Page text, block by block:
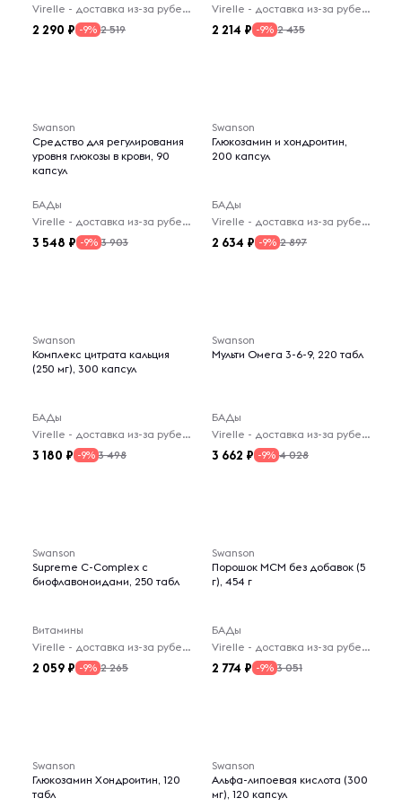
Virelle - доставка из-за рубежа
2 290 -9% 2 519
Virelle - доставка из-за рубежа
2 214 -9% 2 435
Swanson
Средство для регулирования
уровня глюкозы в крови, 90
капсул
БАДы
Virelle - доставка из-за рубежа
3 548 -9% 3 903
Swanson
Глюкозамин и хондроитин,
200 капсул
БАДы
Virelle - доставка из-за рубежа
2 634 -9% 2 897
Swanson
Комплекс цитрата кальция
(250 мг), 300 капсул
БАДы
Virelle - доставка из-за рубежа
3 180 -9% 3 498
Swanson
Мульти Омега 3-6-9, 220 табл
БАДы
Virelle - доставка из-за рубежа
3 662 -9% 4 028
Swanson
Supreme C-Complex с
биофлавоноидами, 250 табл
Витамины
Virelle - доставка из-за рубежа
2 059 -9% 2 265
Swanson
Порошок МСМ без добавок (5
г), 454 г
БАДы
Virelle - доставка из-за рубежа
2 774 -9% 3 051
Swanson
Глюкозамин Хондроитин, 120
табл
Swanson
Альфа-липоевая кислота (300
мг), 120 капсул